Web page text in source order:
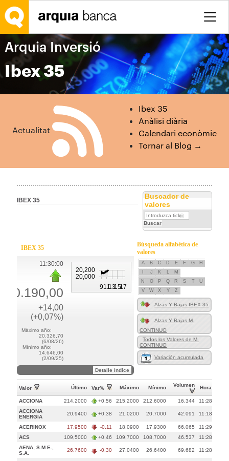
Salta al contingut principal
Arquia Inversió
Ibex 35
Actualitat
Ibex 35
Anàlisi diària
Calendari econòmic
Tornar al Blog →